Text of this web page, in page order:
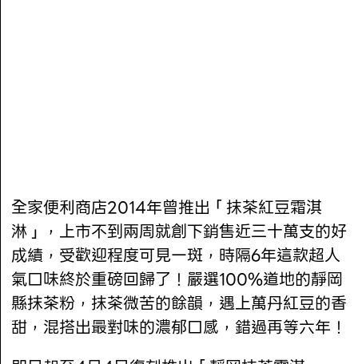
全家便利商店2014年曾推出「抹茶紅豆霜淇
淋」，上市不到兩周就創下銷售近三十萬支的好
成績，受歡迎程度可見一斑，時隔6年這款超人
氣口味終於重磅回歸了！嚴選100%道地的靜岡
縣抹茶粉，抹茶微苦的餘韻，遇上萬丹紅豆的香
甜，混搭出最對味的濃郁口感，錯過再等六年！